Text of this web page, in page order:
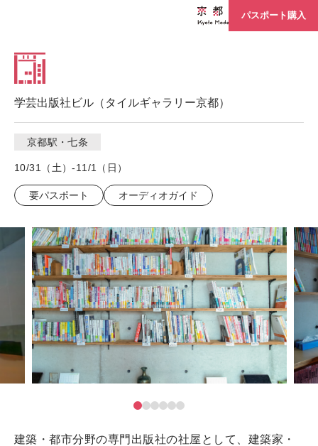
パスポート購入
学芸出版社ビル（タイルギャラリー京都）
京都駅・七条
10/31（土）-11/1（日）
要パスポート オーディオガイド
建築・都市分野の専門出版社の社屋として、建築家・